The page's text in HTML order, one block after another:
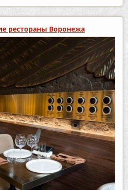
рестораны Воронежа